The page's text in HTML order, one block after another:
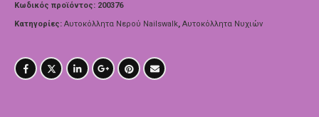
Κωδικός προϊόντος: 200376
Κατηγορίες: Αυτοκόλλητα Νερού Nailswalk, Αυτοκόλλητα Νυχιών